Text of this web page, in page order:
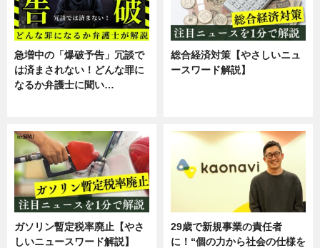
急増中の「爆破予告」冗談で
は済まされない！どんな罪に
なるか弁護士に聞い…
総合経済対策【やさしいニュ
ースワード解説】
ガソリン暫定税率廃止【やさ
しいニュースワード解説】
29歳で新規事業の責任者
に！“個の力から社会の仕様を